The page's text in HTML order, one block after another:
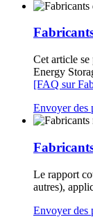
Cet article
Energy
[FAQ sur
Envoyer des
Le rapport
autres),
Envoyer des